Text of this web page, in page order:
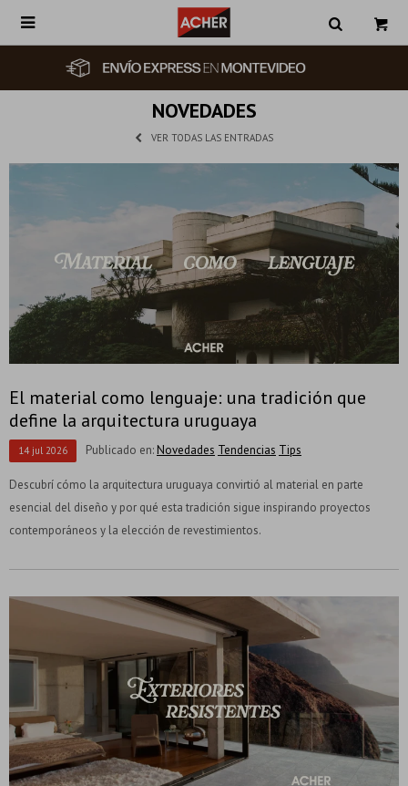

NOVEDADES
VER TODAS LAS ENTRADAS
El material como lenguaje: una tradición que
define la arquitectura uruguaya
14 jul 2026 Publicado en: Novedades Tendencias Tips
Descubrí cómo la arquitectura uruguaya convirtió al material en parte
esencial del diseño y por qué esta tradición sigue inspirando proyectos
contemporáneos y la elección de revestimientos.